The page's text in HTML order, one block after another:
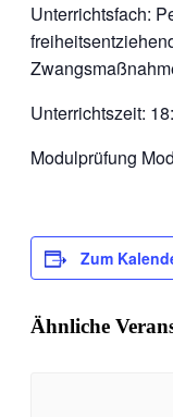
Unterrichtsfach:
Unterrichtszeit:
Modulprüfung
Zum
Ähnliche